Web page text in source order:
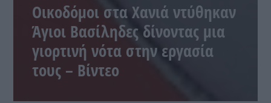
Οικοδόμοι στα Χανιά ντύθηκαν
Άγιοι Βασίληδες δίνοντας μια
γιορτινή νότα στην εργασία
τους – Βίντεο